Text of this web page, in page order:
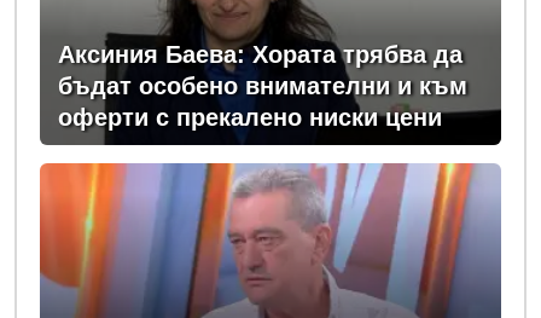
Аксиния Баева: Хората трябва да
бъдат особено внимателни и към
оферти с прекалено ниски цени